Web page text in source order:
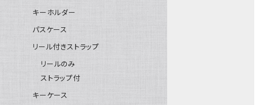
キーホルダー
パスケース
リール付きストラップ
リールのみ
ストラップ付
キーケース